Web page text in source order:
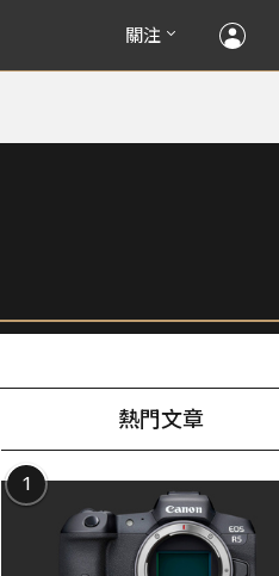
關注
熱門文章
1